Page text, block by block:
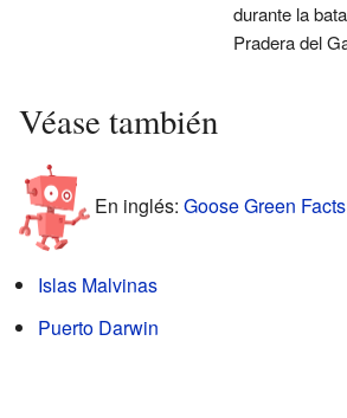
durante la
Pradera del
Véase también
En inglés: Goose Green
Islas Malvinas
Puerto Darwin